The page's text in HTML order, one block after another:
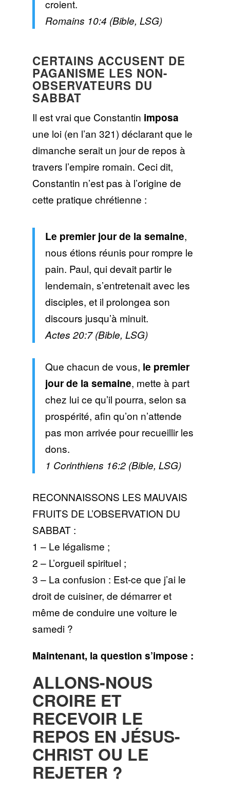
croient.
Romains 10:4 (Bible, LSG)
CERTAINS ACCUSENT DE
PAGANISME LES NON-
OBSERVATEURS DU
SABBAT
Il est vrai que Constantin imposa
une loi (en l’an 321) déclarant que le
dimanche serait un jour de repos à
travers l’empire romain. Ceci dit,
Constantin n’est pas à l’origine de
cette pratique chrétienne :
Le premier jour de la semaine,
nous étions réunis pour rompre le
pain. Paul, qui devait partir le
lendemain, s’entretenait avec les
disciples, et il prolongea son
discours jusqu’à minuit.
Actes 20:7 (Bible, LSG)
Que chacun de vous, le premier
jour de la semaine, mette à part
chez lui ce qu’il pourra, selon sa
prospérité, afin qu’on n’attende
pas mon arrivée pour recueillir les
dons.
1 Corinthiens 16:2 (Bible, LSG)
RECONNAISSONS LES MAUVAIS
FRUITS DE L’OBSERVATION DU
SABBAT :
1 – Le légalisme ;
2 – L’orgueil spirituel ;
3 – La confusion : Est-ce que j’ai le
droit de cuisiner, de démarrer et
même de conduire une voiture le
samedi ?
Maintenant, la question s’impose :
ALLONS-NOUS
CROIRE ET
RECEVOIR LE
REPOS EN JÉSUS-
CHRIST OU LE
REJETER ?